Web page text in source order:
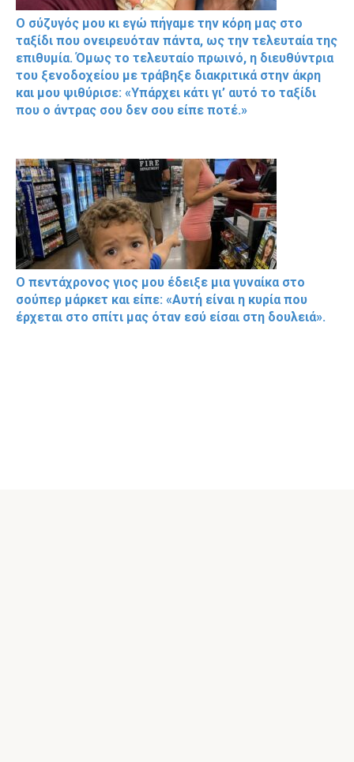
Ο σύζυγός μου κι εγώ πήγαμε την κόρη μας στο
ταξίδι που ονειρευόταν πάντα, ως την τελευταία της
επιθυμία. Όμως το τελευταίο πρωινό, η διευθύντρια
του ξενοδοχείου με τράβηξε διακριτικά στην άκρη
και μου ψιθύρισε: «Υπάρχει κάτι γι’ αυτό το ταξίδι
που ο άντρας σου δεν σου είπε ποτέ.»
Ο πεντάχρονος γιος μου έδειξε μια γυναίκα στο
σούπερ μάρκετ και είπε: «Αυτή είναι η κυρία που
έρχεται στο σπίτι μας όταν εσύ είσαι στη δουλειά».